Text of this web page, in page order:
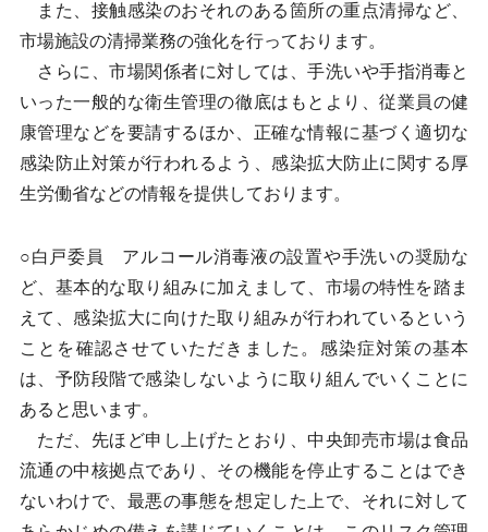
また、接触感染のおそれのある箇所の重点清掃など、
市場施設の清掃業務の強化を行っております。
さらに、市場関係者に対しては、手洗いや手指消毒と
いった一般的な衛生管理の徹底はもとより、従業員の健
康管理などを要請するほか、正確な情報に基づく適切な
感染防止対策が行われるよう、感染拡大防止に関する厚
生労働省などの情報を提供しております。
○白戸委員 アルコール消毒液の設置や手洗いの奨励な
ど、基本的な取り組みに加えまして、市場の特性を踏ま
えて、感染拡大に向けた取り組みが行われているという
ことを確認させていただきました。感染症対策の基本
は、予防段階で感染しないように取り組んでいくことに
あると思います。
ただ、先ほど申し上げたとおり、中央卸売市場は食品
流通の中核拠点であり、その機能を停止することはでき
ないわけで、最悪の事態を想定した上で、それに対して